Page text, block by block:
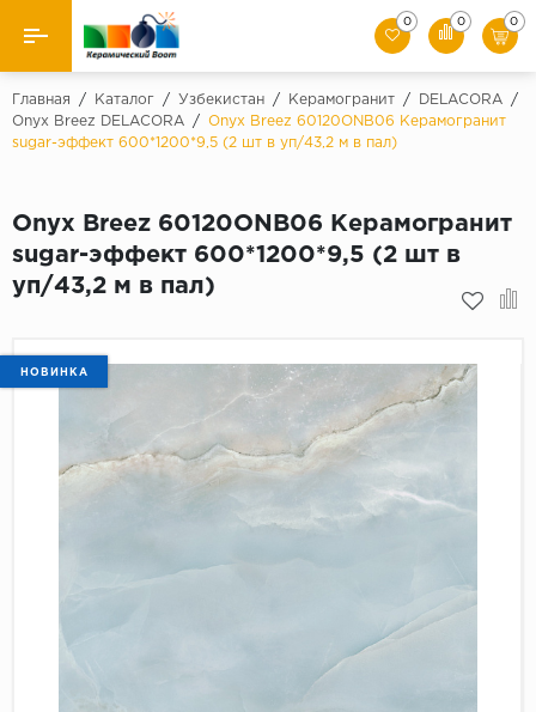
Назад
Производители
Керамогранит
Искусственный камень
0 0 0
Главная / Каталог / Узбекистан / Керамогранит / DELACORA
/
Onyx Breez DELACORA
/
Onyx Breez 60120ONB06 Керамогранит
sugar-эффект 600*1200*9,5 (2 шт в уп/43,2 м в пал)
Onyx Breez 60120ONB06 Керамогранит
sugar-эффект 600*1200*9,5 (2 шт в
уп/43,2 м в пал)
НОВИНКА